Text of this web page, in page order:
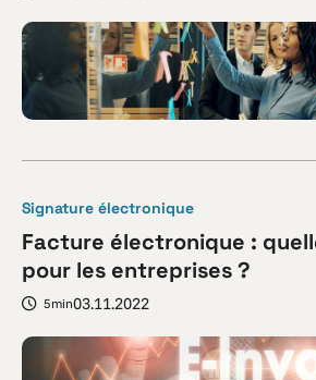
Signature électronique
Facture électronique :
pour les entreprises ?
5min03.11.2022